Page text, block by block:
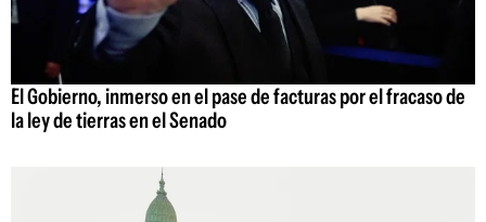
El Gobierno, inmerso en el pase de facturas por el fracaso de
la ley de tierras en el Senado